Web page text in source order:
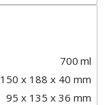
700 ml
150 x 188 x 40 mm
95 x 135 x 36 mm